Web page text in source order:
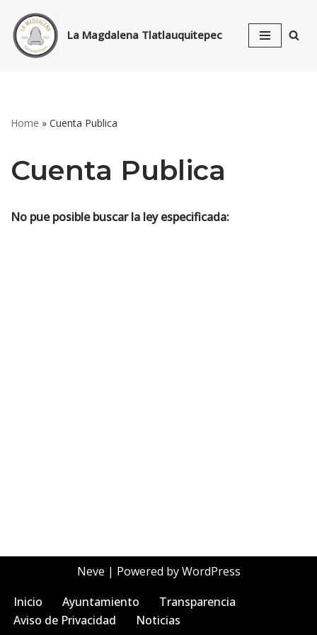
Skip
to
La Magdalena Tlatlauquitepec
Home » Cuenta Publica
Cuenta Publica
No pue posible buscar la ley especificada:
Neve | Powered byWordPress
Inicio
Ayuntamiento
Transparencia
Aviso de Privacidad
Noticias